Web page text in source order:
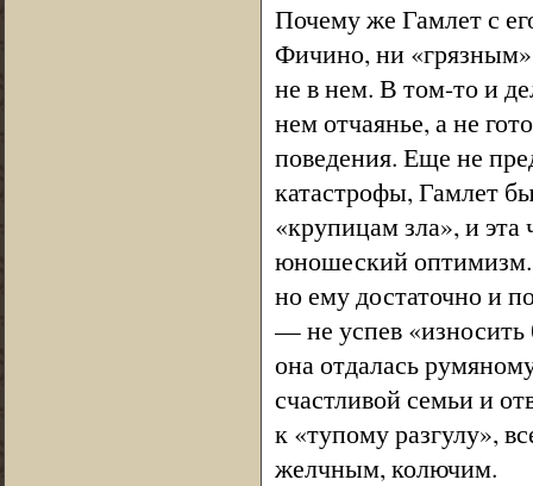
Почему же Гамлет с
Фичино, ни
не в нем. В том-то и
нем отчаянье, а не
поведения. Еще не
катастрофы, Гамлет
«крупицам зла», и эта
юношеский оптимизм.
но ему достаточно и
— не успев «износить
она отдалась
счастливой семьи и
к «тупому разгулу»,
желчным, колючим.